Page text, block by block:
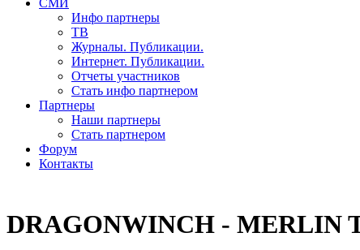
СМИ
Инфо партнеры
ТВ
Журналы. Публикации.
Интернет. Публикации.
Отчеты участников
Стать инфо партнером
Партнеры
Наши партнеры
Стать партнером
Форум
Контакты
DRAGONWINCH - MERLIN